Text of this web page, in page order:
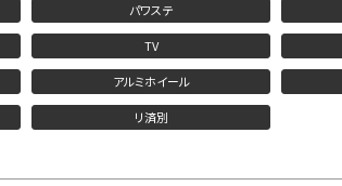
パワステ
TV
アルミホイール
リ済別